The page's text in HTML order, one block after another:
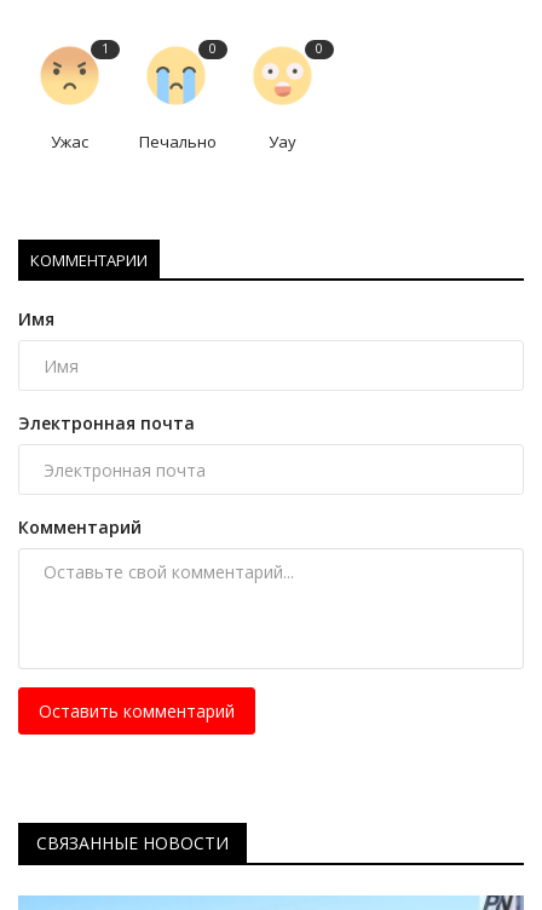
1
Ужас
0
Печально
0
Уау
КОММЕНТАРИИ
Имя
Электронная почта
Комментарий
Оставить комментарий
СВЯЗАННЫЕ НОВОСТИ